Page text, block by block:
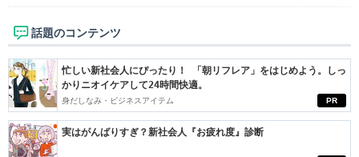
話題のコンテンツ
PR
忙しい新社会人にぴったり！ 「朝リフレア」をはじめよう。しっ
かりニオイケアして24時間快適。
身だしなみ・ビジネスアイテム
実はがんばりすぎ？新社会人『お疲れ度』診断